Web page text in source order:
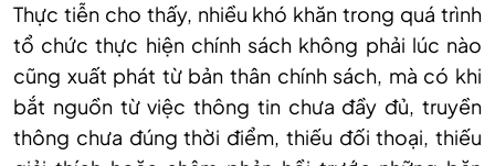
Thực tiễn cho thấy, nhiều khó khăn trong quá trình
tổ chức thực hiện chính sách không phải lúc nào
cũng xuất phát từ bản thân chính sách, mà có khi
bắt nguồn từ việc thông tin chưa đầy đủ, truyền
thông chưa đúng thời điểm, thiếu đối thoại, thiếu